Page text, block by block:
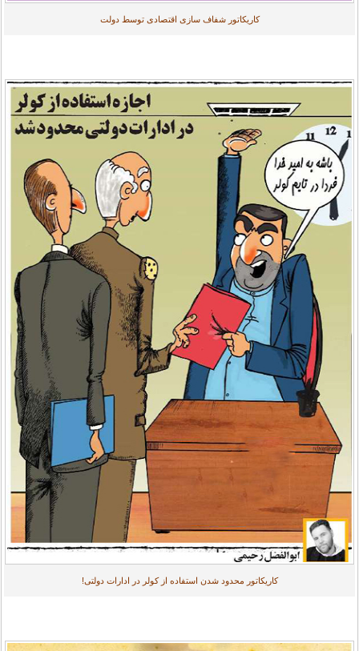
کاریکاتور شفاف سازی اقتصادی توسط دولت
کاریکاتور محدود شدن استفاده از کولر در ادارات دولتی!